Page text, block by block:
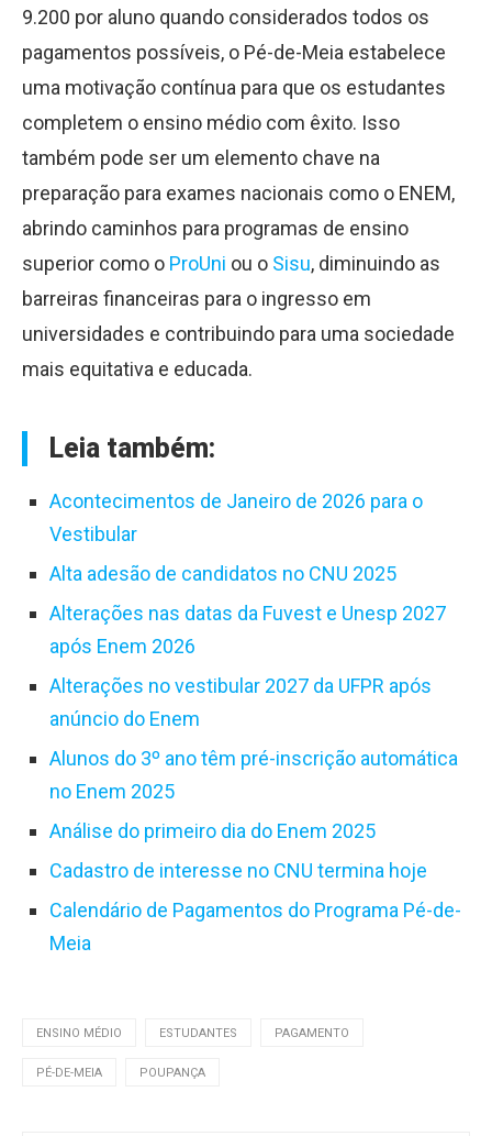
9.200 por aluno quando considerados todos os
pagamentos possíveis, o Pé-de-Meia estabelece
uma motivação contínua para que os estudantes
completem o ensino médio com êxito. Isso
também pode ser um elemento chave na
preparação para exames nacionais como o ENEM,
abrindo caminhos para programas de ensino
superior como o ProUni ou o Sisu, diminuindo as
barreiras financeiras para o ingresso em
universidades e contribuindo para uma sociedade
mais equitativa e educada.
Leia também:
Acontecimentos de Janeiro de 2026 para o
Vestibular
Alta adesão de candidatos no CNU 2025
Alterações nas datas da Fuvest e Unesp 2027
após Enem 2026
Alterações no vestibular 2027 da UFPR após
anúncio do Enem
Alunos do 3º ano têm pré-inscrição automática
no Enem 2025
Análise do primeiro dia do Enem 2025
Cadastro de interesse no CNU termina hoje
Calendário de Pagamentos do Programa Pé-de-
Meia
ENSINO MÉDIO ESTUDANTES PAGAMENTO
PÉ-DE-MEIA POUPANÇA